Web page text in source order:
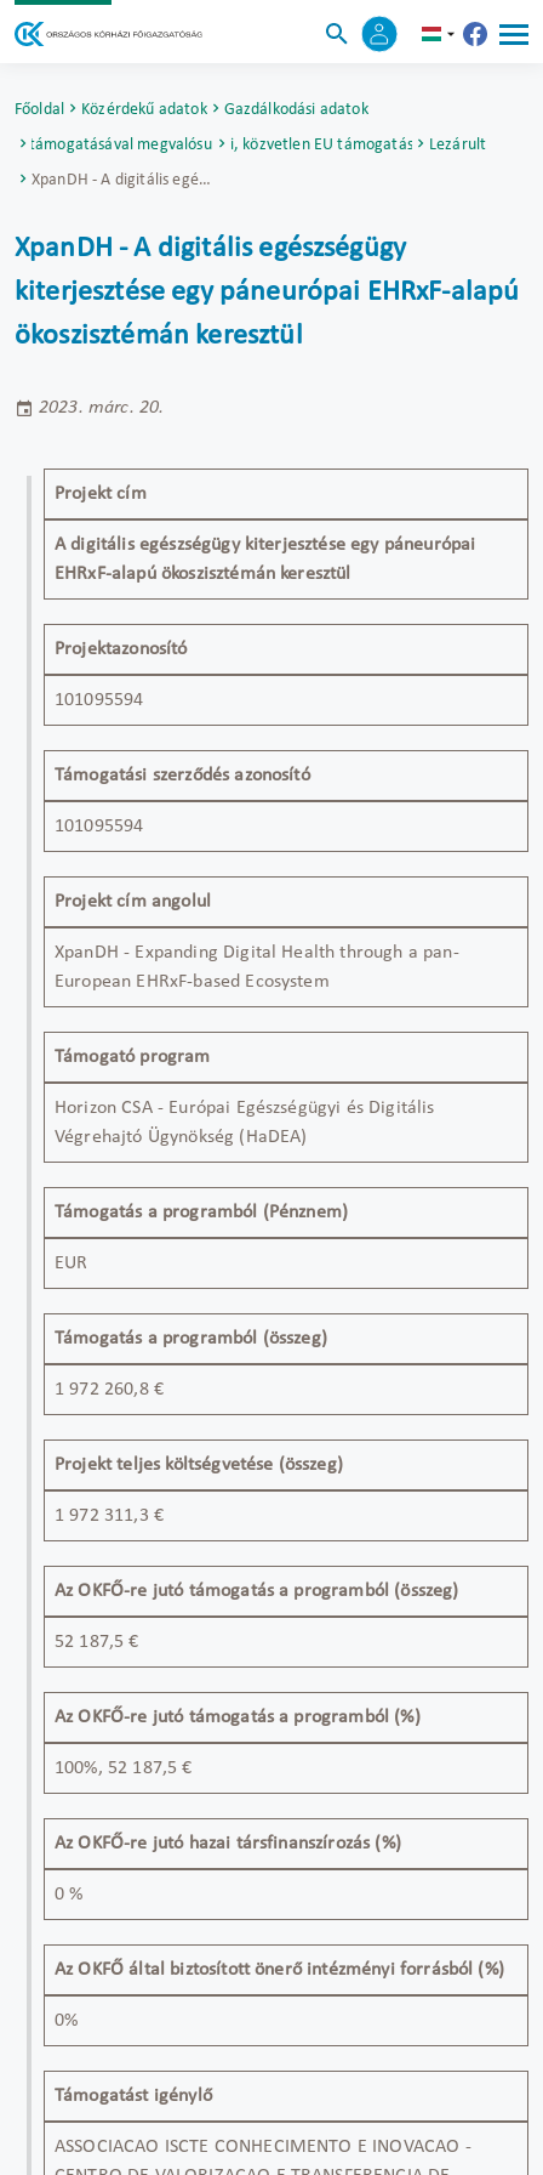
Főoldal Közérdekű adatok
Gazdálkodási adatok
támogatásával megvalósuló fejlesztések
Nemzetközi, közvetlen EU támogatású projektek
Lezárult
XpanDH - A digitális egészségügy kiterjesztése egy páneurópai EHRxF-alapú ökoszisztémán keresztül
XpanDH - A digitális egészségügy
kiterjesztése egy páneurópai EHRxF-alapú
ökoszisztémán keresztül
2023. márc. 20.
Projekt cím
A digitális egészségügy kiterjesztése egy páneurópai
EHRxF-alapú ökoszisztémán keresztül
Projektazonosító
101095594
Támogatási szerződés azonosító
101095594
Projekt cím angolul
XpanDH - Expanding Digital Health through a pan-
European EHRxF-based Ecosystem
Támogató program
Horizon CSA - Európai Egészségügyi és Digitális
Végrehajtó Ügynökség (HaDEA)
Támogatás a programból (Pénznem)
EUR
Támogatás a programból (összeg)
1 972 260,8 €
Projekt teljes költségvetése (összeg)
1 972 311,3 €
Az OKFŐ-re jutó támogatás a programból (összeg)
52 187,5 €
Az OKFŐ-re jutó támogatás a programból (%)
100%, 52 187,5 €
Az OKFŐ-re jutó hazai társfinanszírozás (%)
0 %
Az OKFŐ által biztosított önerő intézményi forrásból (%)
0%
Támogatást igénylő
ASSOCIACAO ISCTE CONHECIMENTO E INOVACAO -